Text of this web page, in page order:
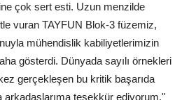
çok sert esti. Uzun menzilde
vuran TAYFUN Blok-3 füzemiz,
mühendislik kabiliyetlerimizin
gösterdi. Dünyada sayılı örnekleri
gerçekleşen bu kritik başarıda
arkadaşlarıma teşekkür ediyorum."